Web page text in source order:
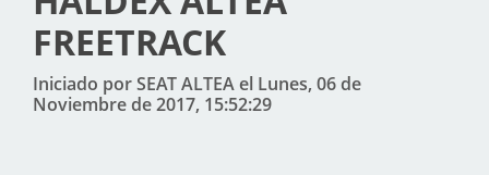
FREETRACK
Iniciado por SEAT ALTEA el Lunes, 06 de
Noviembre de 2017, 15:52:29